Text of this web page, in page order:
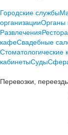
Городские службы
организацииОрганы
Развлечения
кафеСвадебные
Стоматологические
кабинетыСуды
Перевозки,